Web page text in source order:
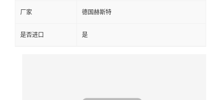
厂家 德国赫斯特
是否进口 是